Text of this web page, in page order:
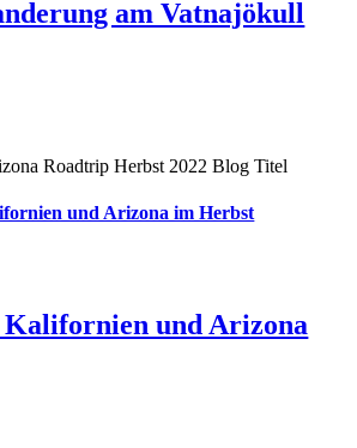
am Vatnajökull
und Arizona im Herbst
Kalifornien und Arizona